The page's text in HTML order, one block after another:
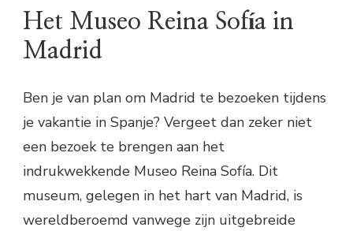
Het Museo Reina Sofía in
Madrid
Ben je van plan om Madrid te bezoeken tijdens
je vakantie in Spanje? Vergeet dan zeker niet
een bezoek te brengen aan het
indrukwekkende Museo Reina Sofía. Dit
museum, gelegen in het hart van Madrid, is
wereldberoemd vanwege zijn uitgebreide